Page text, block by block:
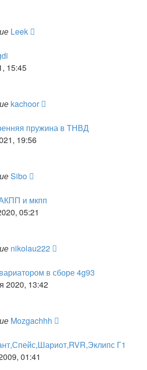
Leek
15:45
kachoor
пружина в ТНВД
19:56
Sibo
и мкпп
05:21
nikolau222
в сборе 4g93
2020, 13:42
Mozgachhh
Г1
01:41